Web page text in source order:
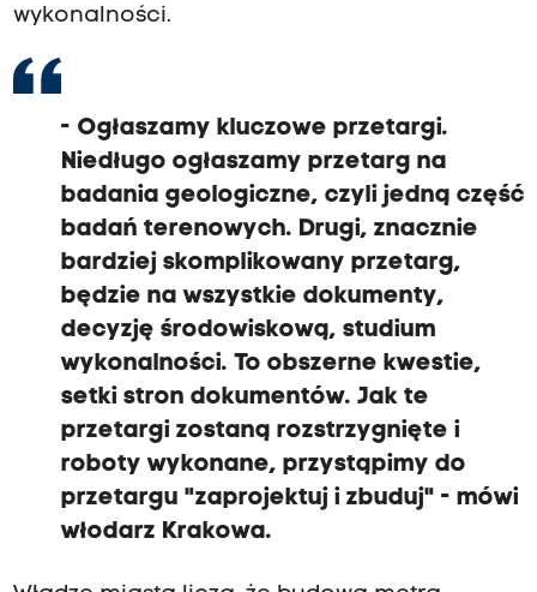
wykonalności.
- Ogłaszamy kluczowe przetargi.
Niedługo ogłaszamy przetarg na
badania geologiczne, czyli jedną część
badań terenowych. Drugi, znacznie
bardziej skomplikowany przetarg,
będzie na wszystkie dokumenty,
decyzję środowiskową, studium
wykonalności. To obszerne kwestie,
setki stron dokumentów. Jak te
przetargi zostaną rozstrzygnięte i
roboty wykonane, przystąpimy do
przetargu "zaprojektuj i zbuduj" - mówi
włodarz Krakowa.